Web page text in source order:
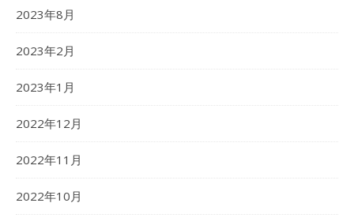
2023年8月
2023年2月
2023年1月
2022年12月
2022年11月
2022年10月